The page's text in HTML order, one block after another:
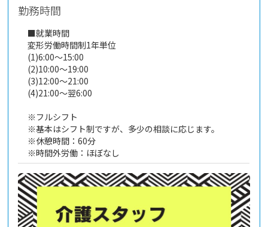
勤務時間
■就業時間
変形労働時間制1年単位
(1)6:00～15:00
(2)10:00～19:00
(3)12:00～21:00
(4)21:00～翌6:00
※フルシフト
※基本はシフト制ですが、多少の相談に応じます。
※休憩時間：60分
※時間外労働：ほぼなし